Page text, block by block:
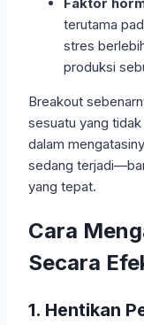
terutama
stres
produksi
Breakout
sesuatu yang
dalam
sedang
yang tepat.
Cara
Secara
1. Hentikan